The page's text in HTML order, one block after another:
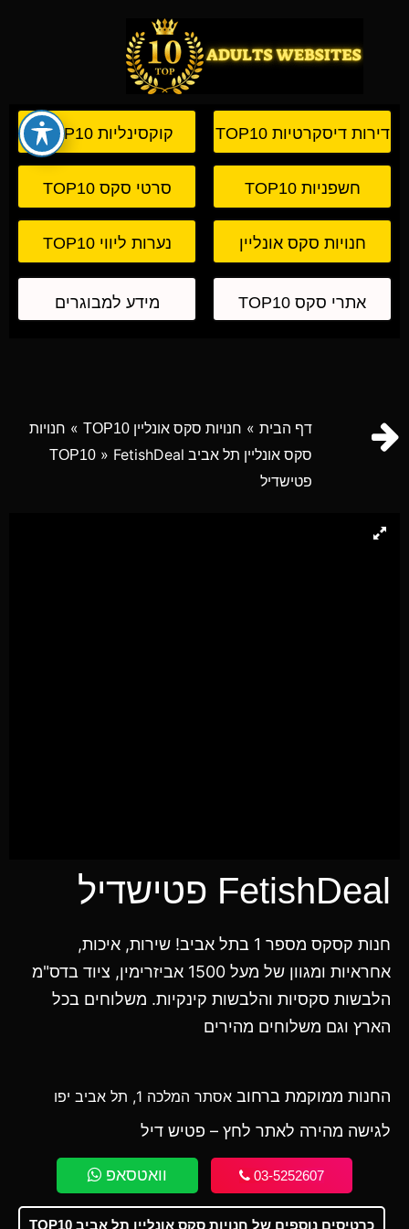
דירות דיסקרטיות TOP10 קוקסינליות TOP10
חשפניות TOP10 סרטי סקס TOP10
חנויות סקס אונליין
TOP10
נערות ליווי TOP10
אתרי סקס TOP10 מידע למבוגרים
דף הבית» חנויות סקס אונליין TOP10 » חנויות
סקס אונליין תל אביב TOP10 » FetishDeal
פטישדיל
FetishDeal פטישדיל
חנות קסקס מספר 1 בתל אביב! שירות, איכות,
אחראיות ומגוון של מעל 1500 אביזרימין, ציוד בדס"מ
הלבשות סקסיות והלבשות קינקיות. משלוחים בכל
הארץ וגם משלוחים מהירים
החנות ממוקמת ברחוב אסתר המלכה 1, תל אביב יפו
לגישה מהירה לאתר לחץ – פטיש דיל
03-5252607 וואטסאפ
כרטיסים נוספים של חנויות סקס אונליין תל אביב TOP10